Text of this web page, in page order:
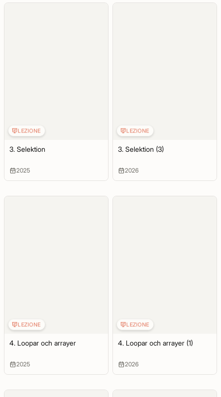
LEZIONE
3. Selektion
2025
LEZIONE
3. Selektion (3)
2026
LEZIONE
4. Loopar och arrayer
2025
LEZIONE
4. Loopar och arrayer (1)
2026